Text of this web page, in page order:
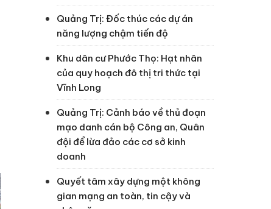
Quảng Trị: Đốc thúc các dự án
năng lượng chậm tiến độ
Khu dân cư Phước Thọ: Hạt nhân
của quy hoạch đô thị tri thức tại
Vĩnh Long
Quảng Trị: Cảnh báo về thủ đoạn
mạo danh cán bộ Công an, Quân
đội để lừa đảo các cơ sở kinh
doanh
Quyết tâm xây dựng một không
gian mạng an toàn, tin cậy và